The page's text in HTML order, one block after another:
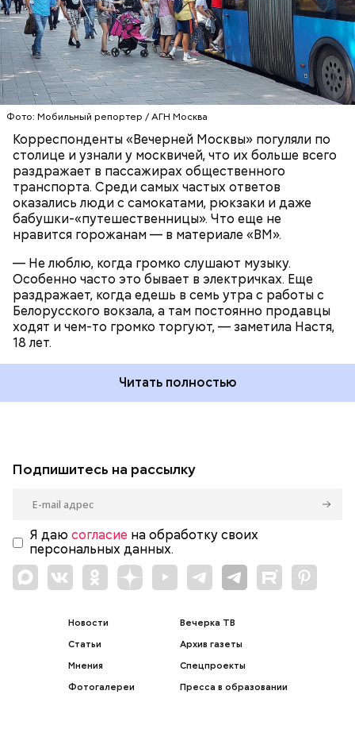
Фото: Мобильный репортер / АГН Москва
Корреспонденты «Вечерней Москвы» погуляли по
столице и узнали у москвичей, что их больше всего
раздражает в пассажирах общественного
транспорта. Среди самых частых ответов
оказались люди с самокатами, рюкзаки и даже
бабушки-«путешественницы». Что еще не
нравится горожанам — в материале «ВМ».
— Не люблю, когда громко слушают музыку.
Особенно часто это бывает в электричках. Еще
раздражает, когда едешь в семь утра с работы с
Белорусского вокзала, а там постоянно продавцы
ходят и чем-то громко торгуют, — заметила Настя,
18 лет.
— Рюкзаки большие прямо бесит, когда не
снимают. Если едешь в час пик, обязательно тебя
чем-нибудь заденут, — сказала Александра, 19 лет.
Читать полностью
ТРАНСПОРТ ПАССАЖИРЫ МОСКВА
Подпишитесь на рассылку
Я даю согласие на обработку своих
персональных данных.
Новости
Статьи
Мнения
Фотогалереи
Вечерка ТВ
Архив газеты
Спецпроекты
Пресса в образовании